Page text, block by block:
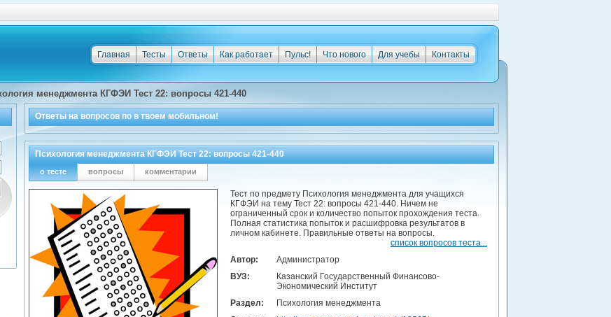
Контакты
Для учебы
Что нового
Пульс!
Как работает
Ответы
Тесты
Главная
менеджмента КГФЭИ Тест 22: вопросы 421-440
Ответы навопросов пов твоем мобильном!
Психология менеджмента КГФЭИ Тест 22: вопросы 421-440
о тесте вопросы комментарии
Тест по предмету Психология менеджмента для учащихся
КГФЭИ на тему Тест 22: вопросы 421-440. Ничем не
ограниченный срок и количество попыток прохождения теста.
Полная статистика попыток и расшифровка результатов в
личном кабинете. Правильные ответы на вопросы.
список вопросов теста...
Автор:
Администратор
ВУЗ:
Казанский Государственный Финансово-
Экономический Институт
Раздел:
Психология менеджмента